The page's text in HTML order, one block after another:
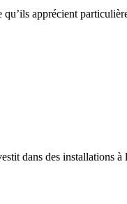
apprécient
dans des installations